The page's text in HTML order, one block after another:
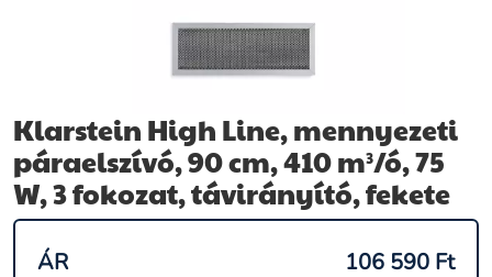
Klarstein High Line, mennyezeti
páraelszívó, 90 cm, 410 m³/ó, 75
W, 3 fokozat, távirányító, fekete
ÁR 106 590 Ft